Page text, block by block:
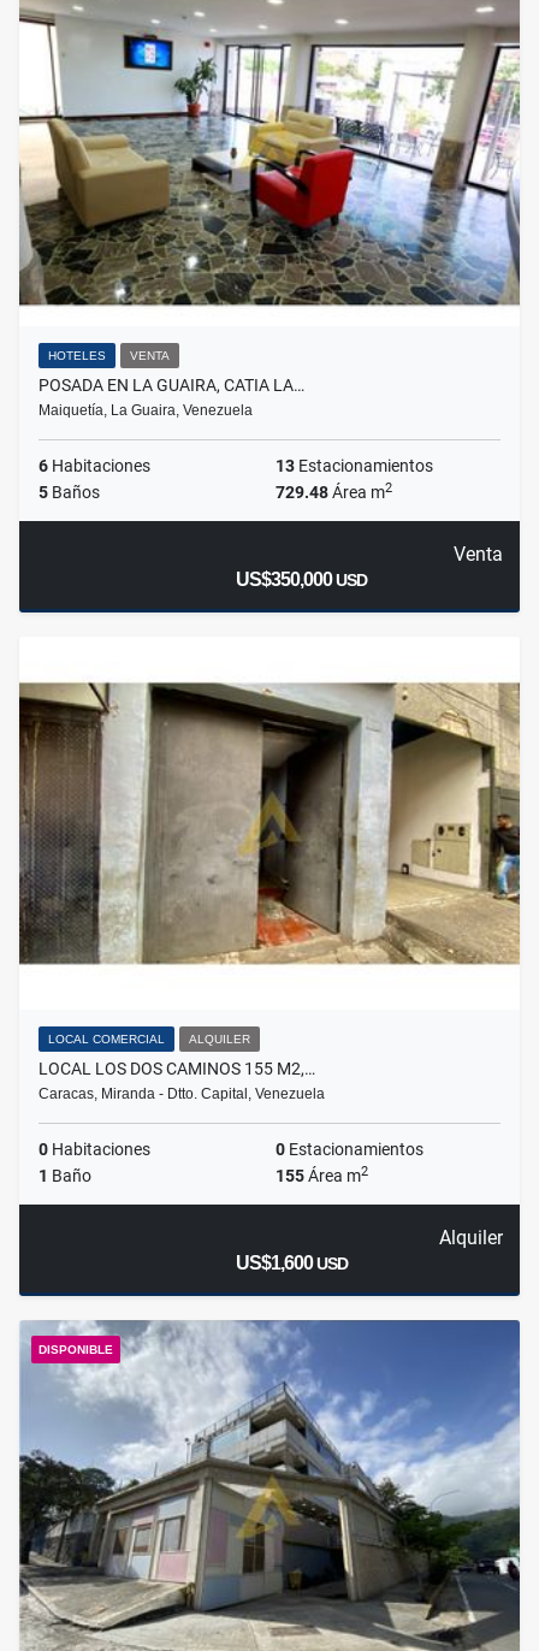
HOTELES VENTA
POSADA EN LA GUAIRA, CATIA LA…
Maiquetía, La Guaira, Venezuela
6 Habitaciones 13 Estacionamientos
5 Baños 729.48Área m2
Venta
US$350,000USD
LOCAL COMERCIAL ALQUILER
LOCAL LOS DOS CAMINOS 155 M2,…
Caracas, Miranda - Dtto. Capital, Venezuela
0 Habitaciones 0 Estacionamientos
1 Baño 155Área m2
Alquiler
US$1,600USD
DISPONIBLE